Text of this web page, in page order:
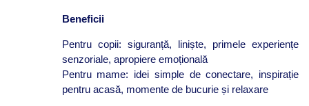
Beneficii
Pentru copii: siguranță, liniște, primele experiențe
senzoriale, apropiere emoțională
Pentru mame: idei simple de conectare, inspirație
pentru acasă, momente de bucurie și relaxare